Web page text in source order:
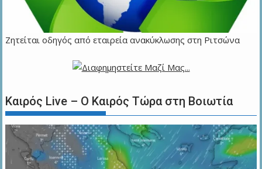
Ζητείται οδηγός από εταιρεία ανακύκλωσης στη Ριτσώνα
Καιρός Live – Ο Καιρός Τώρα στη Βοιωτία